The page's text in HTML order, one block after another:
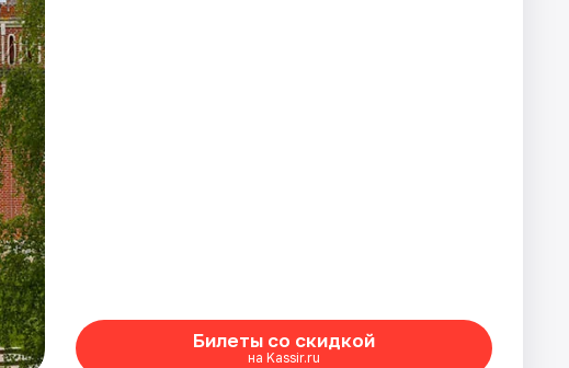
Билеты со скидкой
на Kassir.ru